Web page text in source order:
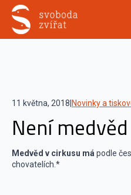
11 května, 2018 Novinky a
Není
Medvěd v cirkusu má podle
chovatelích.*